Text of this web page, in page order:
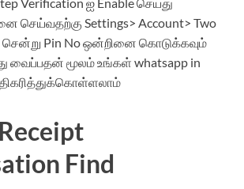
Settings> Account> Two
சென்று Pin No ஒன்றினை கொடுக்கவும்
மூலம் உங்கள் whatsapp in
Find